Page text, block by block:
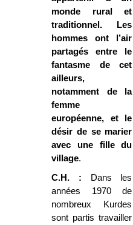
monde rural et
traditionnel. Les
hommes ont l’air
partagés entre le
fantasme de cet
ailleurs,
notamment de la
femme
européenne, et le
désir de se marier
avec une fille du
village.
C.H. : Dans les
années 1970 de
nombreux Kurdes
sont partis travailler